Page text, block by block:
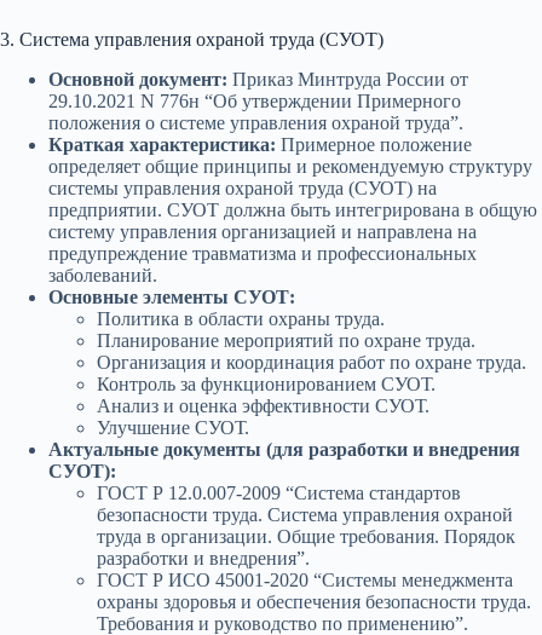
3. Система управления охраной труда (СУОТ)
Основной документ: Приказ Минтруда России от
29.10.2021 N 776н “Об утверждении Примерного
положения о системе управления охраной труда”.
Краткая характеристика: Примерное положение
определяет общие принципы и рекомендуемую структуру
системы управления охраной труда (СУОТ) на
предприятии. СУОТ должна быть интегрирована в общую
систему управления организацией и направлена на
предупреждение травматизма и профессиональных
заболеваний.
Основные элементы СУОТ:
Политика в области охраны труда.
Планирование мероприятий по охране труда.
Организация и координация работ по охране труда.
Контроль за функционированием СУОТ.
Анализ и оценка эффективности СУОТ.
Улучшение СУОТ.
Актуальные документы (для разработки и внедрения
СУОТ):
ГОСТ Р 12.0.007-2009 “Система стандартов
безопасности труда. Система управления охраной
труда в организации. Общие требования. Порядок
разработки и внедрения”.
ГОСТ Р ИСО 45001-2020 “Системы менеджмента
охраны здоровья и обеспечения безопасности труда.
Требования и руководство по применению”.